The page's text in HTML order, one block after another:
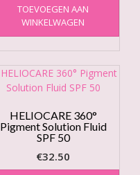
TOEVOEGEN AAN
WINKELWAGEN
HELIOCARE 360°
Pigment Solution Fluid
SPF 50
€32.50